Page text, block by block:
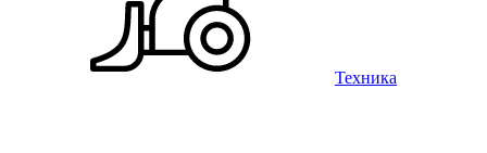
Техника